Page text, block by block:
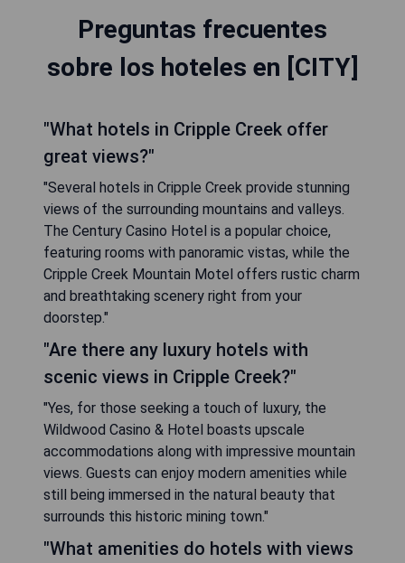
Preguntas frecuentes
sobre los hoteles en [CITY]
"What hotels in Cripple Creek offer
great views?"
"Several hotels in Cripple Creek provide stunning
views of the surrounding mountains and valleys.
The Century Casino Hotel is a popular choice,
featuring rooms with panoramic vistas, while the
Cripple Creek Mountain Motel offers rustic charm
and breathtaking scenery right from your
doorstep."
"Are there any luxury hotels with
scenic views in Cripple Creek?"
"Yes, for those seeking a touch of luxury, the
Wildwood Casino & Hotel boasts upscale
accommodations along with impressive mountain
views. Guests can enjoy modern amenities while
still being immersed in the natural beauty that
surrounds this historic mining town."
"What amenities do hotels with views